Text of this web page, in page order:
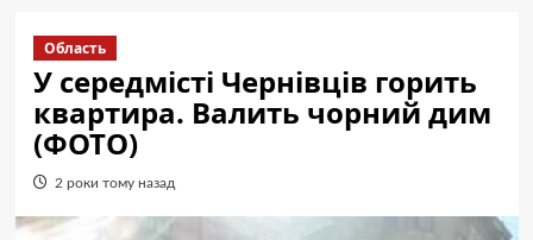
Область
У середмісті Чернівців горить
квартира. Валить чорний дим
(ФОТО)
2 роки тому назад